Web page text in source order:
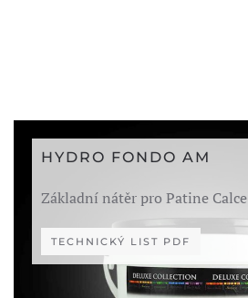
HYDRO FONDO AM
Základní nátěr pro Patine Calce
TECHNICKÝ LIST PDF